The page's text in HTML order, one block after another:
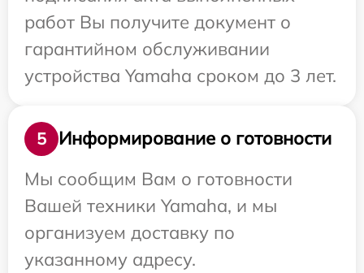
работ Вы получите документ о
гарантийном обслуживании
устройства Yamaha сроком до 3 лет.
5
Информирование о готовности
Мы сообщим Вам о готовности
Вашей техники Yamaha, и мы
организуем доставку по
указанному адресу.